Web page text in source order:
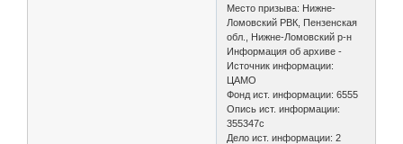
Место призыва: Нижне-
Ломовский РВК, Пензенская
обл., Нижне-Ломовский р-н
Информация об архиве -
Источник информации:
ЦАМО
Фонд ист. информации: 6555
Опись ист. информации:
355347с
Дело ист. информации: 2